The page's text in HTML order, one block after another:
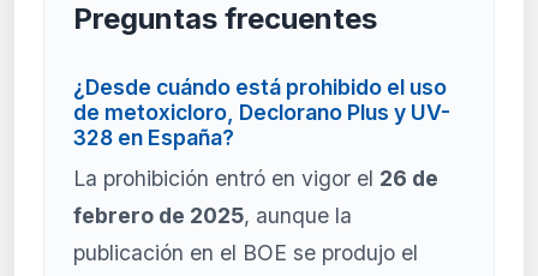
Preguntas frecuentes
¿Desde cuándo está prohibido el uso
de metoxicloro, Declorano Plus y UV-
328 en España?
La prohibición entró en vigor el 26 de
febrero de 2025, aunque la
publicación en el BOE se produjo el